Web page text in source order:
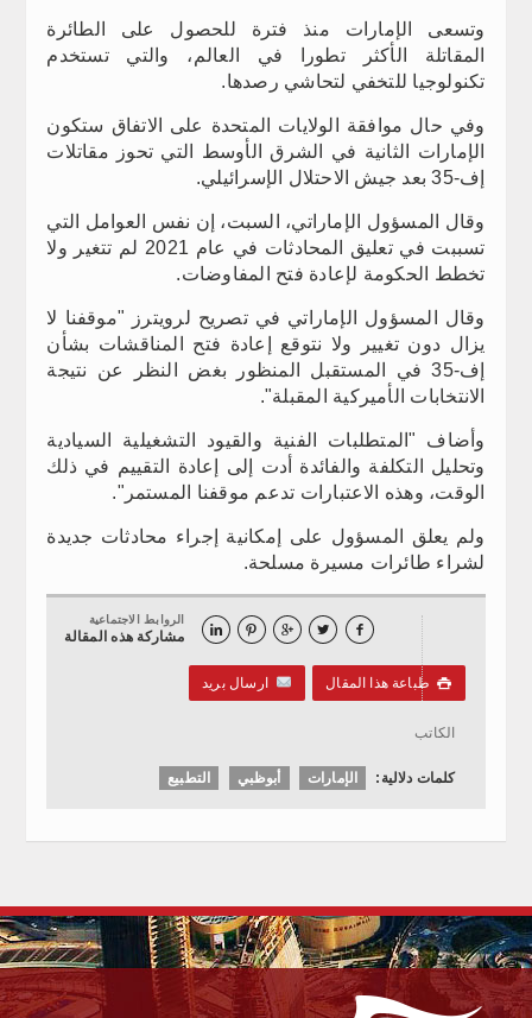
وتسعى الإمارات منذ فترة للحصول على الطائرة
المقاتلة الأكثر تطورا في العالم، والتي تستخدم
تكنولوجيا للتخفي لتحاشي رصدها.
وفي حال موافقة الولايات المتحدة على الاتفاق ستكون
الإمارات الثانية في الشرق الأوسط التي تحوز مقاتلات
إف-35 بعد جيش الاحتلال الإسرائيلي.
وقال المسؤول الإماراتي، السبت، إن نفس العوامل التي
تسببت في تعليق المحادثات في عام 2021 لم تتغير ولا
تخطط الحكومة لإعادة فتح المفاوضات.
وقال المسؤول الإماراتي في تصريح لرويترز "موقفنا لا
يزال دون تغيير ولا نتوقع إعادة فتح المناقشات بشأن
إف-35 في المستقبل المنظور بغض النظر عن نتيجة
الانتخابات الأميركية المقبلة".
وأضاف "المتطلبات الفنية والقيود التشغيلية السيادية
وتحليل التكلفة والفائدة أدت إلى إعادة التقييم في ذلك
الوقت، وهذه الاعتبارات تدعم موقفنا المستمر".
ولم يعلق المسؤول على إمكانية إجراء محادثات جديدة
لشراء طائرات مسيرة مسلحة.
الروابط الاجتماعية
مشاركة هذه المقالة 




طباعة هذا المقال ارسال بريد
الكاتب
كلمات دلالية: الإمارات أبوظبي التطبيع